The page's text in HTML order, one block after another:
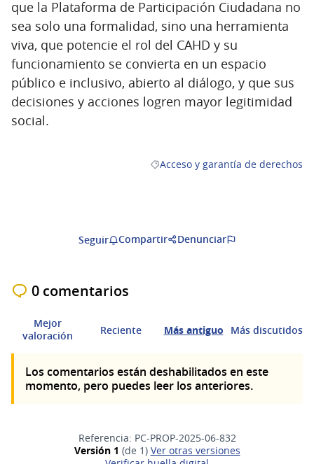
que la Plataforma de Participación Ciudadana no
sea solo una formalidad, sino una herramienta
viva, que potencie el rol del CAHD y su
funcionamiento se convierta en un espacio
público e inclusivo, abierto al diálogo, y que sus
decisiones y acciones logren mayor legitimidad
social.
Resultados al filtrar por la
Acceso y garantía de derechos
Seguir Compartir Denunciar
0 comentarios
Mejor
valoración
Reciente Más antiguo Más discutidos
Los comentarios están deshabilitados en este
momento, pero puedes leer los anteriores.
Referencia: PC-PROP-2025-06-832
Versión 1 (de 1)
ver otras versiones